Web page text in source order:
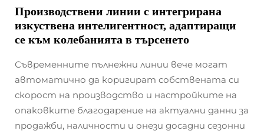
Производствени линии с интегрирана
изкуствена интелигентност, адаптиращи
се към колебанията в търсенето
Съвременните пълнежни линии вече могат
автоматично да коригират собствената си
скорост на производство и настройките на
опаковките благодарение на актуални данни за
продажби, наличности и онези досадни сезонни